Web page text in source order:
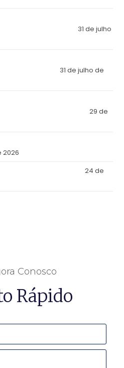
31 de julho
31 de julho de
29 de
2026
24 de
Conosco
Rápido